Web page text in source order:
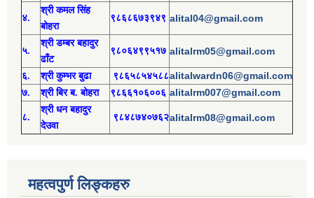
४.
श्री कमल सिंह
बोहरा
९८६८६७३९४९ alital04@gmail.com
५.
श्री डम्बर बहादुर
ढाँट
९८०६४९९५१७ alitalrm05@gmail.com
६. श्री कुम्भर बुढा ९८६५८५४५८८alitalwardn06@gmail.com
७. श्री बिर ब. बोहरा ९८६६१०६००६ alitalrm007@gmail.com
८.
श्री धन बहादुर
देउवा
९८४८७४०७६२alitalrm08@gmail.com
महत्वपुर्ण लिङ्कहरु